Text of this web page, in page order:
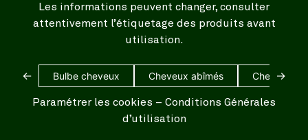
Les informations peuvent changer, consulter
attentivement l’étiquetage des produits avant
utilisation.
← Bulbe cheveux Cheveux abîmés Cheveux
→
Paramétrer les cookies – Conditions Générales
d’utilisation